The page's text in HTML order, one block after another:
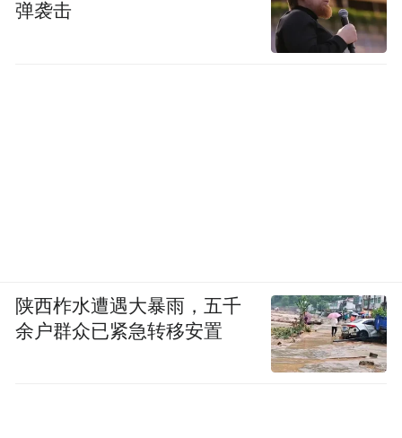
弹袭击
陕西柞水遭遇大暴雨，五千
余户群众已紧急转移安置